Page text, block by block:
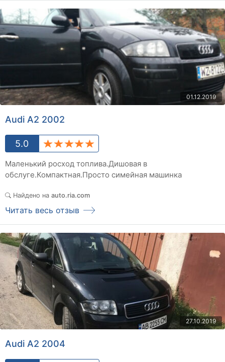
01.12.2019
Audi A2 2002
5.0
Маленький росход топлива.Дишовая в
обслуге.Компактная.Просто симейная машинка
Найдено на auto.ria.com
Читать весь отзыв
27.10.2019
Audi A2 2004